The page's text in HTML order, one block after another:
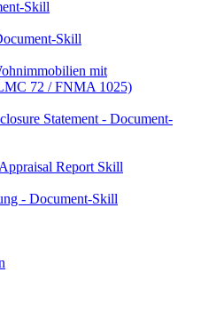
Skill
Skill
mit
72 / FNMA 1025)
Statement - Document-
Report Skill
- Document-Skill